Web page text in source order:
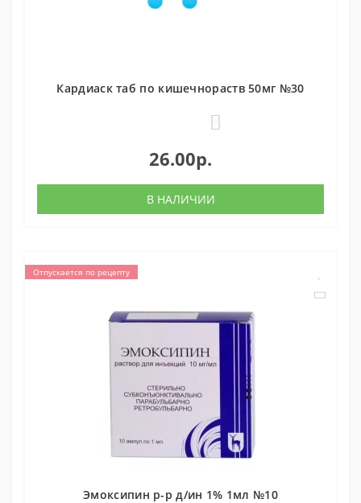
Кардиаск таб по кишечнораств 50мг №30
26.00р.
В НАЛИЧИИ
Отпускается по рецепту
Эмоксипин р-р д/ин 1% 1мл №10